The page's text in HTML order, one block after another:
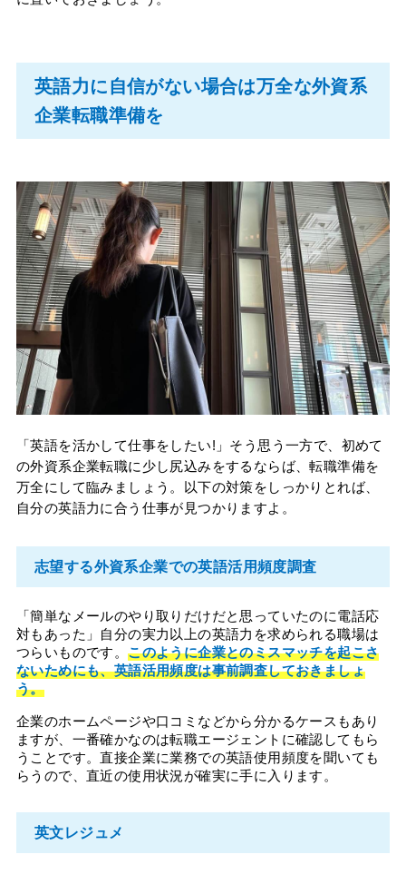
英語力に自信がない場合は万全な外資系
企業転職準備を
「英語を活かして仕事をしたい!」そう思う一方で、初めて
の外資系企業転職に少し尻込みをするならば、転職準備を
万全にして臨みましょう。以下の対策をしっかりとれば、
自分の英語力に合う仕事が見つかりますよ。
志望する外資系企業での英語活用頻度調査
「簡単なメールのやり取りだけだと思っていたのに電話応
対もあった」自分の実力以上の英語力を求められる職場は
つらいものです。このように企業とのミスマッチを起こさ
ないためにも、英語活用頻度は事前調査しておきましょ
う。
企業のホームページや口コミなどから分かるケースもあり
ますが、一番確かなのは転職エージェントに確認してもら
うことです。直接企業に業務での英語使用頻度を聞いても
らうので、直近の使用状況が確実に手に入ります。
英文レジュメ